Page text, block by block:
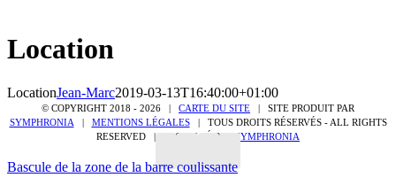
Location
LocationJean-Marc2019-03-13T16:40:00+01:00
© COPYRIGHT 2018 - 2026 | CARTE DU SITE | SITE PRODUIT PAR
SYMPHRONIA | MENTIONS LÉGALES| TOUS DROITS RÉSERVÉS - ALL RIGHTS
RESERVED | PROPULSÉ PAR
SYMPHRONIA
Bascule de la zone de la barre coulissante